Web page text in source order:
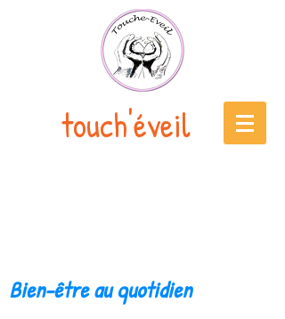
touch'éveil
Bien-être au quotidien